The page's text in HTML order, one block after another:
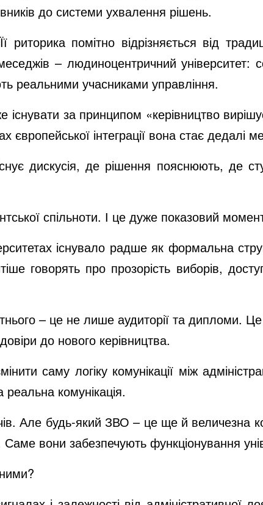
до системи ухвалення рішень.
помітно відрізняється від
– людиноцентричний
реальними учасниками управління.
за принципом «керівництво
інтеграції вона стає дедалі
дискусія, де рішення пояснюють, де
спільноти. І це дуже показовий
існувало радше як формальна
говорять про прозорість виборів,
– це не лише аудиторії та дипломи. Це
до нового керівництва.
саму логіку комунікації між
комунікація.
Але будь-який ЗВО – це ще й величезна
вони забезпечують функціонування